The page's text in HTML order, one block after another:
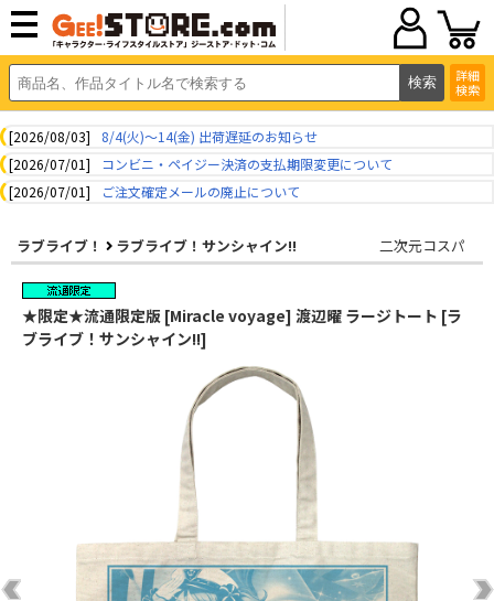
詳細
検索
[2026/08/03]
8/4(火)～14(金) 出荷遅延のお知らせ
[2026/07/01]
コンビニ・ペイジー決済の支払期限変更について
[2026/07/01]
ご注文確定メールの廃止について
ラブライブ！ ラブライブ！サンシャイン!! 二次元コスパ
★限定★流通限定版 [Miracle voyage] 渡辺曜 ラージトート [ラ
ブライブ！サンシャイン!!]